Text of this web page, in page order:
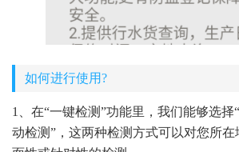
如何进行使用?
1、在“一键检测”功能里，我们能够选择
动检测”，这两种检测方式可以对您所